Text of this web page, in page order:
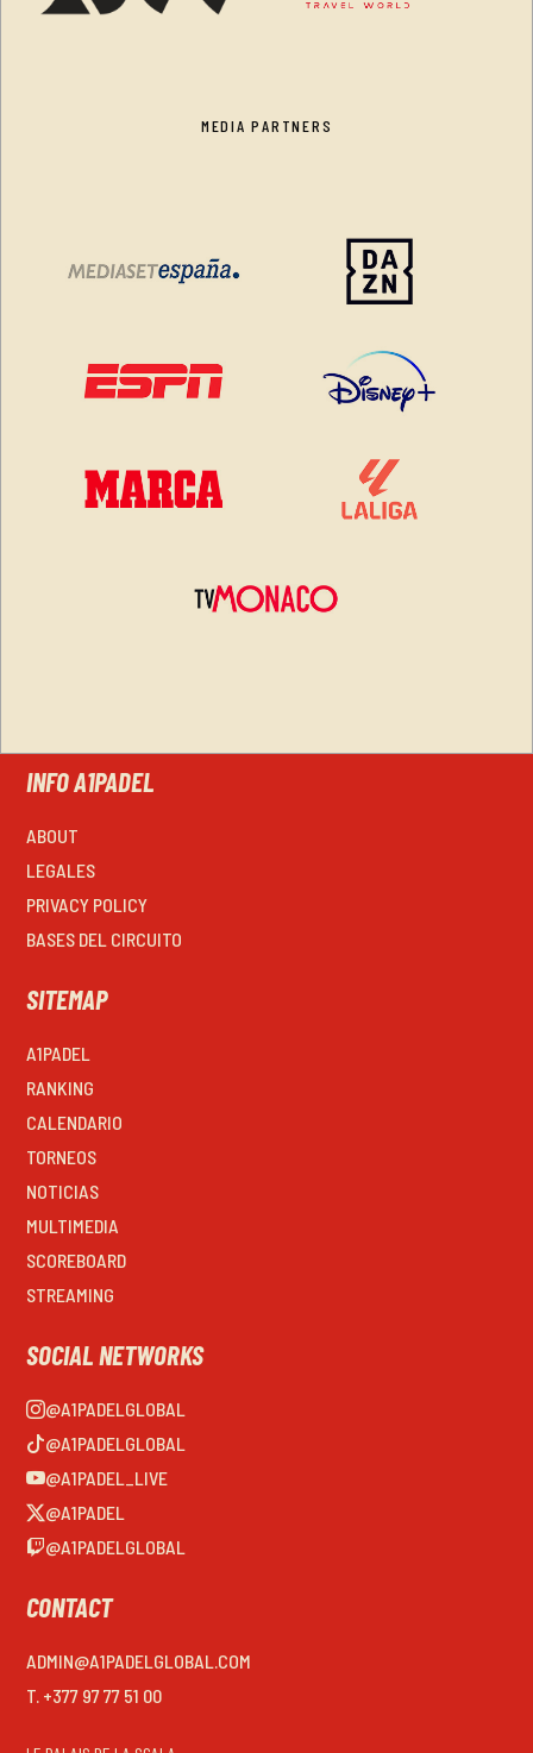
MEDIA PARTNERS
INFO A1PADEL
ABOUT
LEGALES
PRIVACY POLICY
BASES DEL CIRCUITO
SITEMAP
A1PADEL
RANKING
CALENDARIO
TORNEOS
NOTICIAS
MULTIMEDIA
SCOREBOARD
STREAMING
SOCIAL NETWORKS
@A1PADELGLOBAL
@A1PADELGLOBAL
@A1PADEL_LIVE
@A1PADEL
@A1PADELGLOBAL
CONTACT
ADMIN@A1PADELGLOBAL.COM
T. +377 97 77 51 00